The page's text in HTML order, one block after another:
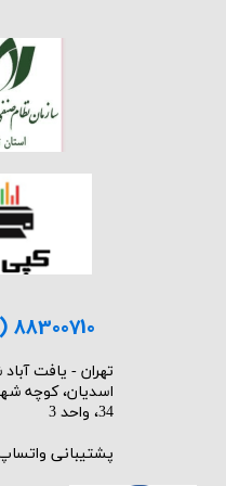
88300710
​تهران - یافت
اسدیان، کوچه
34، واحد 3
پشتیبانی واتساپ :